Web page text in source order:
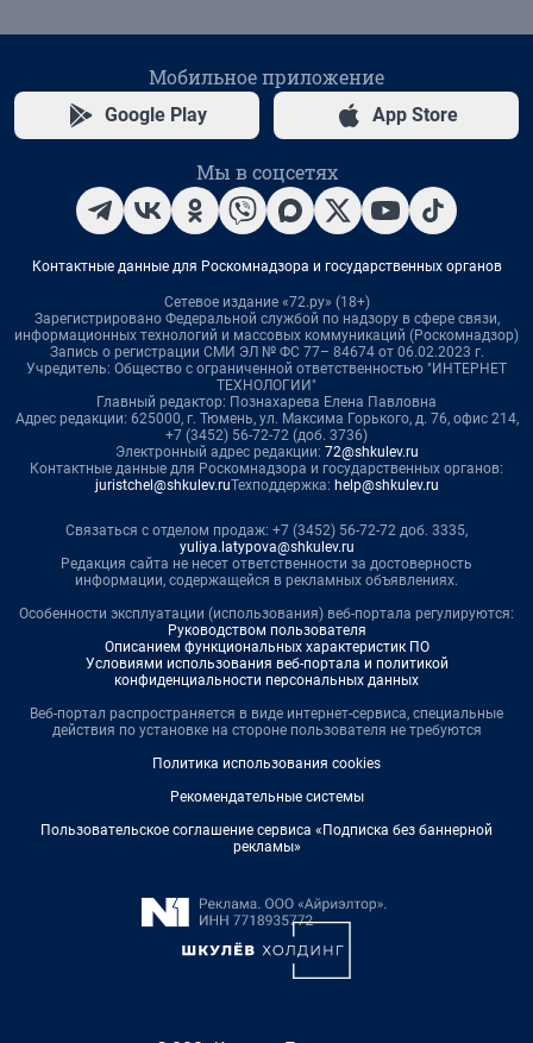
Мобильное приложение
Google Play App Store
Мы в соцсетях
Контактные данные для Роскомнадзора и государственных органов
Сетевое издание «72.ру» (18+)
Зарегистрировано Федеральной службой по надзору в сфере связи,
информационных технологий и массовых коммуникаций (Роскомнадзор)
Запись о регистрации СМИ ЭЛ № ФС 77– 84674 от 06.02.2023 г.
Учредитель: Общество с ограниченной ответственностью "ИНТЕРНЕТ
ТЕХНОЛОГИИ"
Главный редактор: Познахарева Елена Павловна
Адрес редакции: 625000, г. Тюмень, ул. Максима Горького, д. 76, офис 214,
+7 (3452) 56-72-72 (доб. 3736)
Электронный адрес редакции: 72@shkulev.ru
Контактные данные для Роскомнадзора и государственных органов:
juristchel@shkulev.ruТехподдержка: help@shkulev.ru
Связаться с отделом продаж: +7 (3452) 56-72-72 доб. 3335,
yuliya.latypova@shkulev.ru
Редакция сайта не несет ответственности за достоверность
информации, содержащейся в рекламных объявлениях.
Особенности эксплуатации (использования) веб-портала регулируются:
Руководством пользователя
Описанием функциональных характеристик ПО
Условиями использования веб-портала и политикой
конфиденциальности персональных данных
Веб-портал распространяется в виде интернет-сервиса, специальные
действия по установке на стороне пользователя не требуются
Политика использования cookies
Рекомендательные системы
Пользовательское соглашение сервиса «Подписка без баннерной
рекламы»